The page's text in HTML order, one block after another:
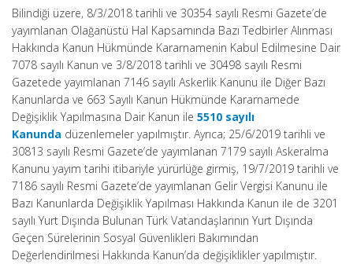
Bilindiği üzere, 8/3/2018 tarihli ve 30354 sayılı Resmi Gazete’de
yayımlanan Olağanüstü Hal Kapsamında Bazı Tedbirler Alınması
Hakkında Kanun Hükmünde Kararnamenin Kabul Edilmesine Dair
7078 sayılı Kanun ve 3/8/2018 tarihli ve 30498 sayılı Resmi
Gazetede yayımlanan 7146 sayılı Askerlik Kanunu ile Diğer Bazı
Kanunlarda ve 663 Sayılı Kanun Hükmünde Kararnamede
Değişiklik Yapılmasına Dair Kanun ile 5510 sayılı
Kanunda düzenlemeler yapılmıştır. Ayrıca; 25/6/2019 tarihli ve
30813 sayılı Resmi Gazete’de yayımlanan 7179 sayılı Askeralma
Kanunu yayım tarihi itibariyle yürürlüğe girmiş, 19/7/2019 tarihli ve
7186 sayılı Resmi Gazete’de yayımlanan Gelir Vergisi Kanunu ile
Bazı Kanunlarda Değişiklik Yapılması Hakkında Kanun ile de 3201
sayılı Yurt Dışında Bulunan Türk Vatandaşlarının Yurt Dışında
Geçen Sürelerinin Sosyal Güvenlikleri Bakımından
Değerlendirilmesi Hakkında Kanun’da değişiklikler yapılmıştır.